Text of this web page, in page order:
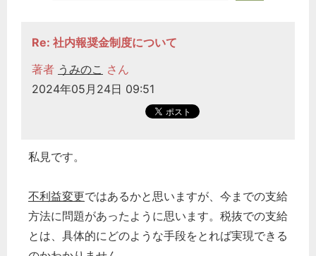
Re: 社内報奨金制度について
著者 うみのこ さん
2024年05月24日 09:51
私見です。
不利益変更ではあるかと思いますが、今までの支給
方法に問題があったように思います。税抜での支給
とは、具体的にどのような手段をとれば実現できる